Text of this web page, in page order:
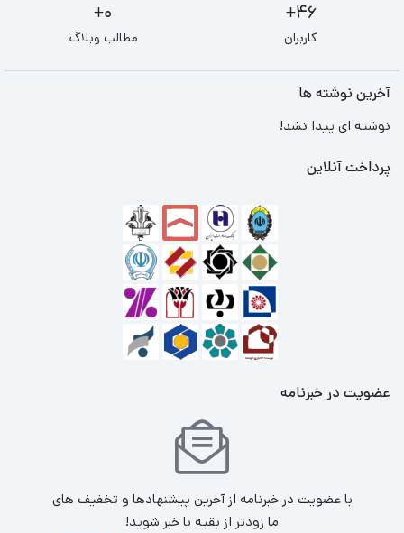
46+
کاربران
0+
مطالب وبلاگ
آخرین نوشته ها
نوشته ای پیدا نشد!
پرداخت آنلاین
عضویت در خبرنامه
با عضویت در خبرنامه از آخرین پیشنهادها و تخفیف های
ما زودتر از بقیه با خبر شوید!